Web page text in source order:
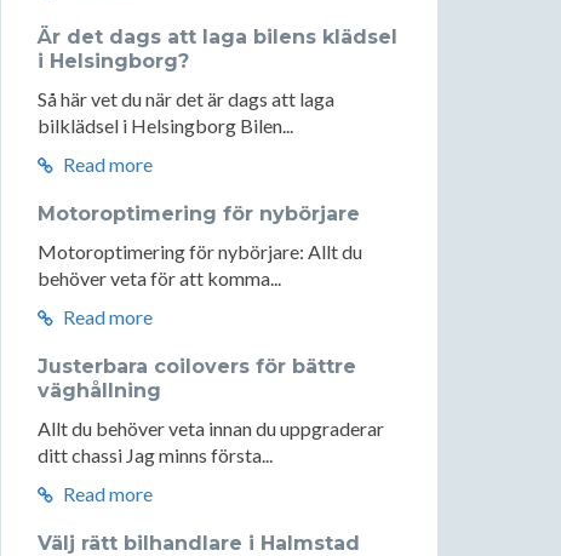
Är det dags att laga bilens klädsel
i Helsingborg?
Så här vet du när det är dags att laga
bilklädsel i Helsingborg Bilen...
Read more
Motoroptimering för nybörjare
Motoroptimering för nybörjare: Allt du
behöver veta för att komma...
Read more
Justerbara coilovers för bättre
väghållning
Allt du behöver veta innan du uppgraderar
ditt chassi Jag minns första...
Read more
Välj rätt bilhandlare i Halmstad